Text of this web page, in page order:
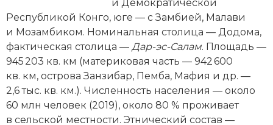
Генеалогия, геральдика
Государство и право
Европа
Империи
Историческая география и топонимика
и Демократической
Республикой Конго, юге — с Замбией, Малави
и Мозамбиком. Номинальная столица — Додома,
фактическая столица — Дар-эс-Салам. Площадь —
945 203 кв. км (материковая часть — 942 600
кв. км, острова Занзибар, Пемба, Мафия и др. —
2,6 тыс. кв. км.). Численность населения — около
60 млн человек (2019), около 80 % проживает
в сельской местности. Этнический состав —